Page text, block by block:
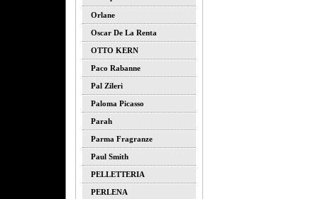
Orlane
Oscar De La Renta
OTTO KERN
Paco Rabanne
Pal Zileri
Paloma Picasso
Parah
Parma Fragranze
Paul Smith
PELLETTERIA
PERLENA